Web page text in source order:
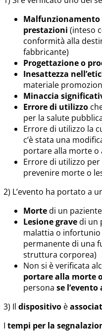
Malfunzionamento
prestazioni (inteso
conformità alla
fabbricante)
Progettazione o
Inesattezza
materiale
Minaccia
Errore di utilizzo
per la salute
Errore di utilizzo la
c’è stata una
portare alla morte o
Errore di utilizzo per
prevenire morte o
2) L’evento ha portato a
Mortedi un
Lesione gravedi un
malattia o
permanente di una
struttura corporea)
Non si è verificata
portare alla morte
persona se
3) Il dispositivo è
I tempi per la